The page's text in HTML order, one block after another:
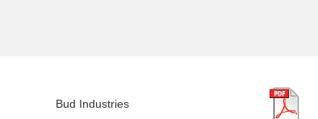
Bud Industries